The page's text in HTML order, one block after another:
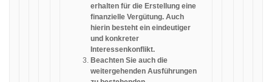
erhalten für die Erstellung eine
finanzielle Vergütung. Auch
hierin besteht ein eindeutiger
und konkreter
Interessenkonflikt.
Beachten Sie auch die
weitergehenden Ausführungen